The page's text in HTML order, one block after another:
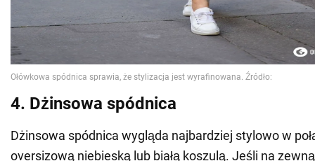
4. Dżinsowa spódnica
Dżinsowa spódnica wygląda najbardziej stylowo w
oversizową niebieską lub białą koszulą. Jeśli na